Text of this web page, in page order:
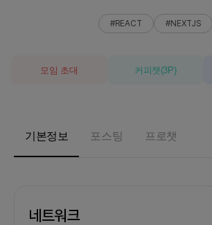
#REACT #NEXTJS
모임 초대 커피챗 (3P)
기본정보 포스팅 프로챗
네트워크